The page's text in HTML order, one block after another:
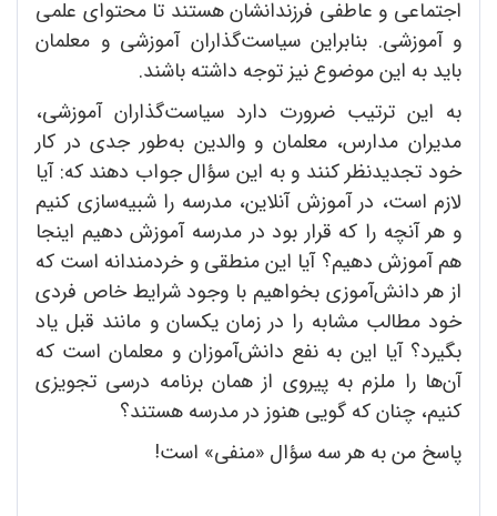
اجتماعی و عاطفی فرزندانشان هستند تا محتوای علمی
و آموزشی. بنابراین سیاست‌گذاران آموزشی و معلمان
باید به این موضوع نیز توجه داشته باشند.
به این ترتیب ضرورت دارد سیاست‌گذاران آموزشی،
مدیران مدارس، معلمان و والدین به‌طور جدی در کار
خود تجدیدنظر کنند و به این سؤال جواب دهند که: آیا
لازم است، در آموزش آنلاین، مدرسه را شبیه‌سازی کنیم
و هر آنچه را که قرار بود در مدرسه آموزش دهیم اینجا
هم آموزش دهیم؟ آیا این منطقی و خردمندانه است که
از هر دانش‌آموزی بخواهیم با وجود شرایط خاص فردی
خود مطالب مشابه را در زمان یکسان و مانند قبل یاد
بگیرد؟ آیا این به نفع دانش‌آموزان و معلمان است که
آن‌ها را ملزم به پیروی از همان برنامه درسی تجویزی
کنیم، چنان که گویی هنوز در مدرسه هستند؟
پاسخ من به هر سه سؤال «منفی» است!